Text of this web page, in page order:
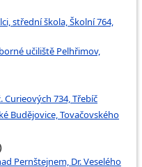
střední škola, Školní 764,
učiliště Pelhřimov,
734, Třebíč
Budějovice, Tovačovského
Pernštejnem, Dr. Veselého